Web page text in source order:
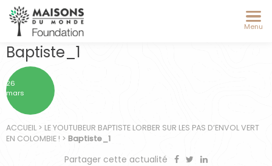
Menu
Baptiste_1
26
mars
ACCUEIL > LE YOUTUBEUR BAPTISTE LORBER SUR LES PAS D’ENVOL VERT
EN COLOMBIE ! > Baptiste_1
Partager cette actualité